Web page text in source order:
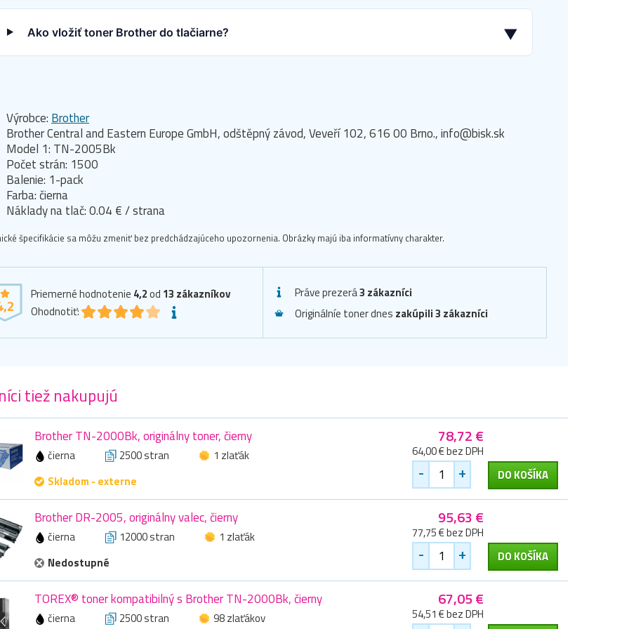
Ako vložiť toner Brother do tlačiarne? ▼
Výrobce: Brother
Brother Central and Eastern Europe GmbH, odštěpný závod, Veveří 102, 616 00 Brno., info@bisk.sk
Model 1: TN-2005Bk
Počet strán: 1500
Balenie: 1-pack
Farba: čierna
Náklady na tlač: 0.04 € / strana
špecifikácie sa môžu zmeniť bez predchádzajúceho upozornenia. Obrázky majú iba informatívny charakter.
Priemerné hodnotenie 4,2od 13 zákazníkov
Ohodnotiť:
Práve prezerá3 zákazníci
Originálníe toner dnes zakúpili 3 zákazníci
tiež nakupujú
Brother TN-2000Bk, originálny toner, čierny
čierna 2500 stran
1 zlaťák
Skladom - externe
78,72 €
64,00 € bez DPH
- + DO KOŠÍKA
Brother DR-2005, originálny valec, čierny
čierna 12000 stran
1 zlaťák
Nedostupné
95,63 €
77,75 € bez DPH
- + DO KOŠÍKA
TOREX® toner kompatibilný s Brother TN-2000Bk, čierny
čierna 2500 stran 98 zlaťákov
67,05 €
54,51 € bez DPH